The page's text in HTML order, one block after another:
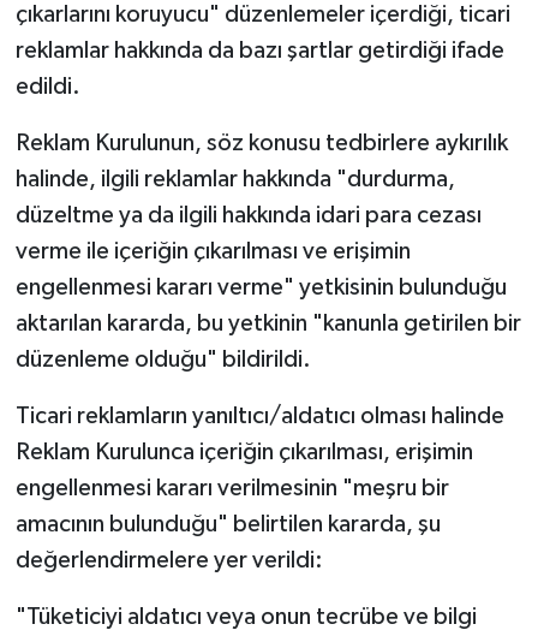
çıkarlarını koruyucu" düzenlemeler içerdiği, ticari
reklamlar hakkında da bazı şartlar getirdiği ifade
edildi.
Reklam Kurulunun, söz konusu tedbirlere aykırılık
halinde, ilgili reklamlar hakkında "durdurma,
düzeltme ya da ilgili hakkında idari para cezası
verme ile içeriğin çıkarılması ve erişimin
engellenmesi kararı verme" yetkisinin bulunduğu
aktarılan kararda, bu yetkinin "kanunla getirilen bir
düzenleme olduğu" bildirildi.
Ticari reklamların yanıltıcı/aldatıcı olması halinde
Reklam Kurulunca içeriğin çıkarılması, erişimin
engellenmesi kararı verilmesinin "meşru bir
amacının bulunduğu" belirtilen kararda, şu
değerlendirmelere yer verildi:
"Tüketiciyi aldatıcı veya onun tecrübe ve bilgi